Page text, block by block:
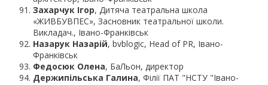
Захарчук Ігор, Дитяча театральна школа
«ЖИВБУВПЕС», Засновник театральної школи.
Викладач., Івано-Франківськ
Назарук Назарій, bvblogic, Head of PR, Івано-
Франківськ
Федосюк Олена, БаЛьон, директор
Держипільська Галина, Філії ПАТ "НСТУ "Івано-